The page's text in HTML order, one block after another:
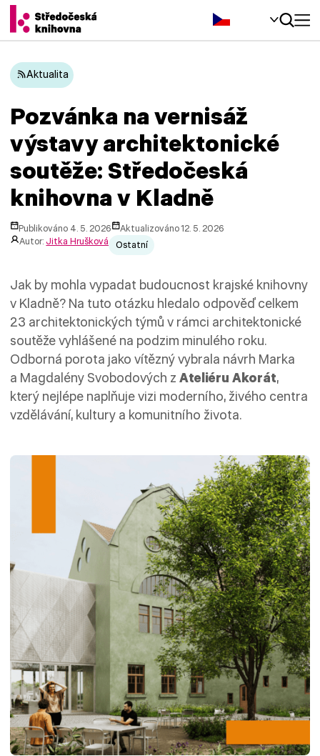
Čeština‎
Aktualita
Pozvánka na vernisáž
výstavy architektonické
soutěže: Středočeská
knihovna v Kladně
Publikováno 4. 5. 2026
Aktualizováno 12. 5. 2026
Autor: Jitka Hrušková Ostatní
Jak by mohla vypadat budoucnost krajské knihovny
v Kladně? Na tuto otázku hledalo odpověď celkem
23 architektonických týmů v rámci architektonické
soutěže vyhlášené na podzim minulého roku.
Odborná porota jako vítězný vybrala návrh Marka
a Magdalény Svobodových zAteliéru Akorát,
který nejlépe naplňuje vizi moderního, živého centra
vzdělávání, kultury a komunitního života.